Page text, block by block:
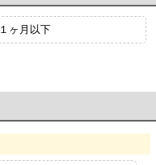
１ヶ月以下